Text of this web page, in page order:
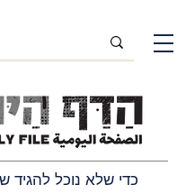
כדי שלא נוכל להגיד